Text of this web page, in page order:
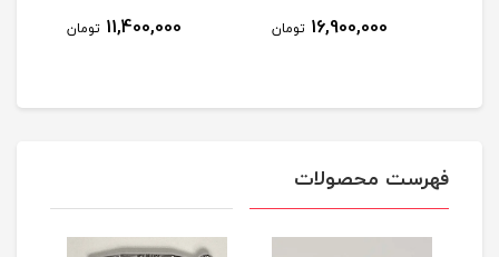
16,900,000 تومان 11,400,000 تومان
فهرست محصولات